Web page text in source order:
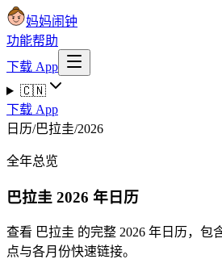
妈妈闹钟
功能帮助
下载 App
🇨🇳
下载 App
日历/巴拉圭/2026
全年总览
巴拉圭 2026 年日历
查看 巴拉圭 的完整 2026 年日历，包
点与各月份快速链接。